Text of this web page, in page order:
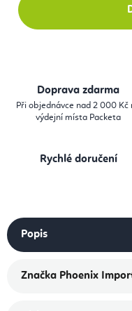
Doprava zdarma
Při objednávce nad 2 000 Kč
výdejní místa Packeta
Rychlé doručení
Popis
Značka Phoenix